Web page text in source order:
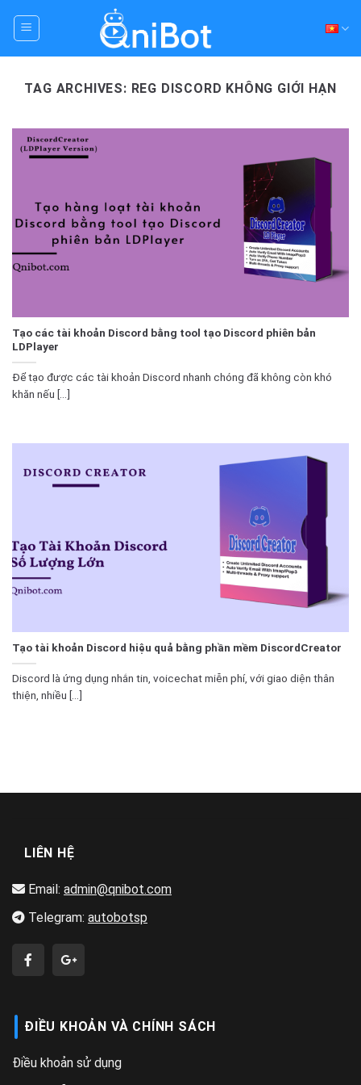
TAG ARCHIVES: REG DISCORD KHÔNG GIỚI HẠN
Tạo các tài khoản Discord bằng tool tạo Discord phiên bản
LDPlayer
Để tạo được các tài khoản Discord nhanh chóng đã không còn khó
khăn nếu [...]
Tạo tài khoản Discord hiệu quả bằng phần mềm DiscordCreator
Discord là ứng dụng nhắn tin, voicechat miễn phí, với giao diện thân
thiện, nhiều [...]
LIÊN HỆ
Email: admin@qnibot.com
Telegram: autobotsp
ĐIỀU KHOẢN VÀ CHÍNH SÁCH
Điều khoản sử dụng